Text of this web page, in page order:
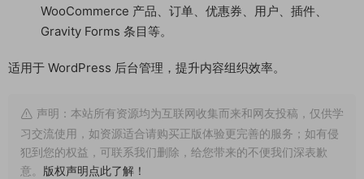
WooCommerce 产品、订单、优惠券、用户、插件、
Gravity Forms 条目等。
适用于 WordPress 后台管理，提升内容组织效率。
声明：本站所有资源均为互联网收集而来和网友投稿，仅供学
习交流使用，如资源适合请购买正版体验更完善的服务；如有侵
犯到您的权益，可联系我们删除，给您带来的不便我们深表歉
意。 版权声明点此了解！